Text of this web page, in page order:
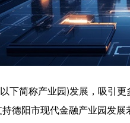
下简称产业园)发展，吸引
德阳市现代金融产业园发